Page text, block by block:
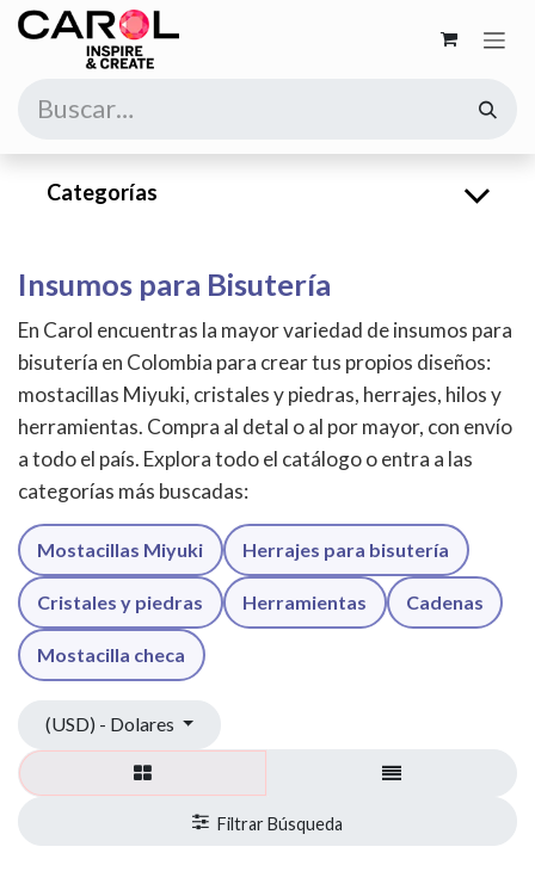
Ir al contenido
Categorías
Insumos para Bisutería
En Carol encuentras la mayor variedad de insumos para
bisutería en Colombia para crear tus propios diseños:
mostacillas Miyuki, cristales y piedras, herrajes, hilos y
herramientas. Compra al detal o al por mayor, con envío
a todo el país. Explora todo el catálogo o entra a las
categorías más buscadas:
Mostacillas Miyuki Herrajes para bisutería
Cristales y piedras Herramientas Cadenas
Mostacilla checa
(USD) - Dolares